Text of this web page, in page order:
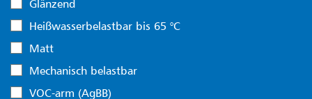
Glänzend
Heißwasserbelastbar bis 65 °C
Matt
Mechanisch belastbar
VOC-arm (AgBB)